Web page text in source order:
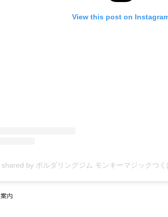
View this post on
shared by ボルダリングジム モンキーマジックつ
内